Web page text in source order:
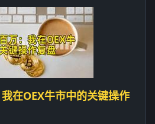
在OEX牛市中的关键操作